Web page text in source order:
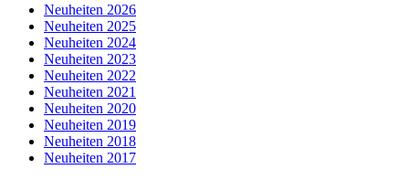
Neuheiten 2026
Neuheiten 2025
Neuheiten 2024
Neuheiten 2023
Neuheiten 2022
Neuheiten 2021
Neuheiten 2020
Neuheiten 2019
Neuheiten 2018
Neuheiten 2017